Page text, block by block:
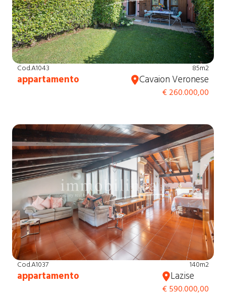
Cod.A1043
appartamento
85m2
Cavaion Veronese
€ 260.000,00
Cod.A1037
appartamento
140m2
Lazise
€ 590.000,00